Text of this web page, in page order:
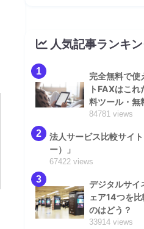
人気記事ランキ
1
完全無料で使
トFAXはこ
料ツール・無
84781 views
2
法人サービス比較サイ
ー）」
67422 views
3
デジタルサイ
ェア14つを
のはどう？
33914 views